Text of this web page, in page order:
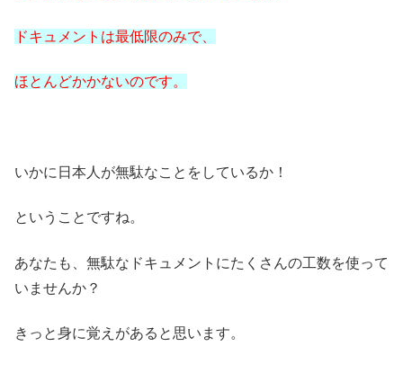
ドキュメントは最低限のみで、
ほとんどかかないのです。
いかに日本人が無駄なことをしているか！
ということですね。
あなたも、無駄なドキュメントにたくさんの工数を使って
いませんか？
きっと身に覚えがあると思います。